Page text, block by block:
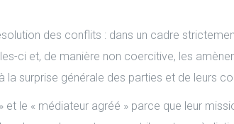
des conflits : dans un cadre
ci et, de manière non coercitive, les
surprise générale des parties et de leurs
le « médiateur agréé » parce que leur